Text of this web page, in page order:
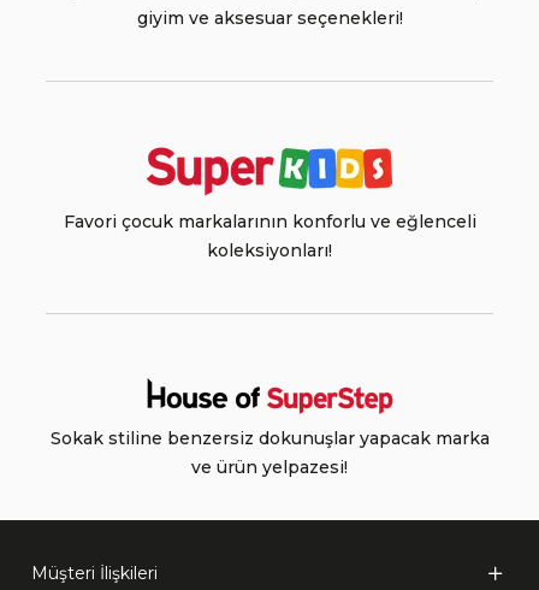
giyim ve aksesuar seçenekleri!
Favori çocuk markalarının konforlu ve eğlenceli
koleksiyonları!
Sokak stiline benzersiz dokunuşlar yapacak marka
ve ürün yelpazesi!
Müşteri İlişkileri